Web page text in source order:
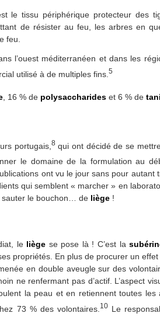
le tissu périphérique protecteur des
de résister au feu, les arbres en
feu.
l’ouest méditerranéen et dans les
utilisé à de multiples fins. 5
, 16 % de polysaccharides et 6 % de
portugais, 8qui ont décidé de se
le domaine de la formulation au
ont vu le jour sans pour autant
qui semblent « marcher » en
sauter le bouchon… de liège !
le liège se pose là ! C’est la
propriétés. En plus de procurer un
en double aveugle sur des
ne renfermant pas d’actif. L’aspect
la peau et en retiennent toutes les
73 % des volontaires. 10Le